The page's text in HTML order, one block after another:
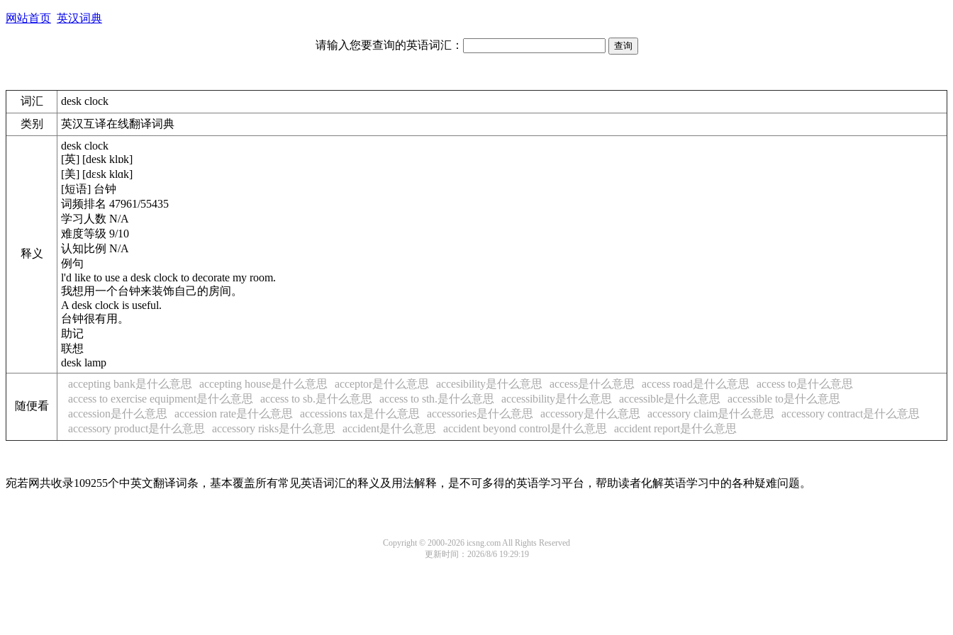
网站首页 英汉词典
请输入您要查询的英语词汇：
词汇
desk clock
类别
英汉互译在线翻译词典
释义
desk clock
[英] [desk klɒk]
[美] [dɛsk klɑk]
[短语] 台钟
词频排名 47961/55435
学习人数 N/A
难度等级 9/10
认知比例 N/A
例句
l'd like to use a desk clock to decorate my room.
我想用一个台钟来装饰自己的房间。
A desk clock is useful.
台钟很有用。
助记
联想
desk lamp
随便看
accepting bank是什么意思 accepting house是什么意思 acceptor是什么意思 accesibility是什么意思 access是什么意思 access road是什么意思
access to是什么意思
access to exercise equipment是什么意思
access to sb.是什么意思 access to sth.是什么意思 accessibility是什么意思 accessible是什么意思
accessible to是什么意思
accession是什么意思
accession rate是什么意思 accessions tax是什么意思 accessories是什么意思 accessory是什么意思 accessory claim是什么意思
accessory contract是什么意思
accessory product是什么意思
accessory risks是什么意思 accident是什么意思 accident beyond control是什么意思 accident report是什么意思
宛若网共收录109255个中英文翻译词条，基本覆盖所有常见英语词汇的释义及用法解释，是不可多得的英语学习平台，帮助读者化解英语学习中的各种疑难问题。
Copyright © 2000-2026 icsng.com All Rights Reserved
更新时间：2026/8/6 19:29:19